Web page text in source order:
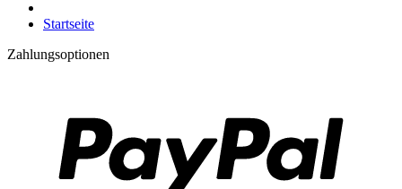
Startseite
Zahlungsoptionen